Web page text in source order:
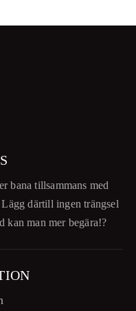
bana tillsammans med
därtill ingen trängsel
kan man mer begära!?